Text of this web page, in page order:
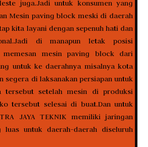
juga.Jadi untuk konsumen yang
Mesin paving block meski di daerah
kita layani dengan sepenuh hati dan
di manapun letak posisi
memesan mesin paving block dari
untuk ke daerahnya misalnya kota
segera di laksanakan persiapan untuk
setelah mesin di produksi
tersebut selesai di buat.Dan untuk
JAYA TEKNIK memiliki jaringan
luas untuk daerah-daerah diseluruh